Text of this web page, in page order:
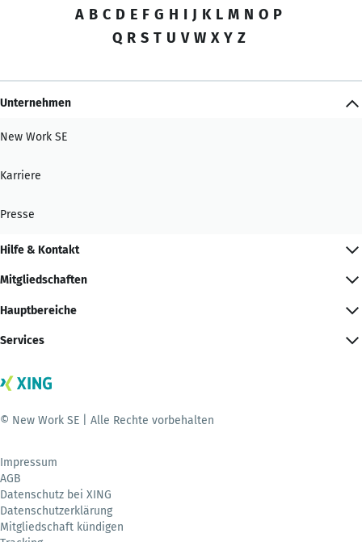
A B C D E F G H I J K L M N O P
Q R S T U V W X Y Z
Unternehmen
New Work SE
Karriere
Presse
Hilfe & Kontakt
Mitgliedschaften
Hauptbereiche
Services
© New Work SE | Alle Rechte vorbehalten
Impressum
AGB
Datenschutz bei XING
Datenschutzerklärung
Mitgliedschaft kündigen